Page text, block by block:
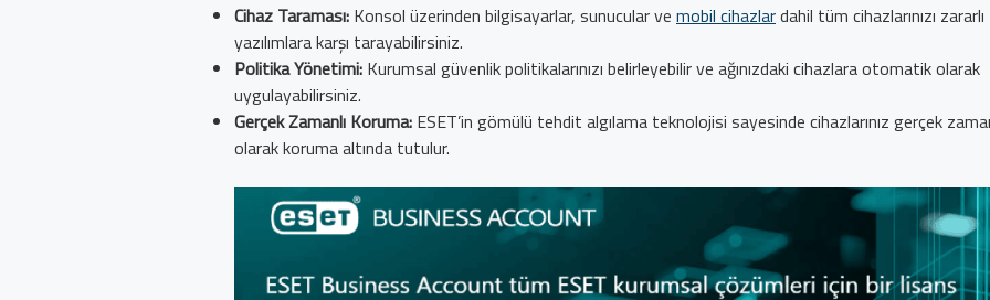
Cihaz Taraması: Konsol üzerinden bilgisayarlar, sunucular ve mobil cihazlardahil tüm cihazlarınızı zararlı
yazılımlara karşı tarayabilirsiniz.
Politika Yönetimi: Kurumsal güvenlik politikalarınızı belirleyebilir ve ağınızdaki cihazlara otomatik olarak
uygulayabilirsiniz.
Gerçek Zamanlı Koruma: ESET’in gömülü tehdit algılama teknolojisi sayesinde cihazlarınız gerçek
olarak koruma altında tutulur.